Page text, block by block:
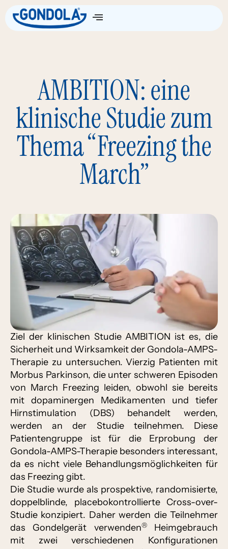
AMBITION: eine
klinische Studie zum
Thema “Freezing the
March”
Ziel der klinischen Studie AMBITION ist es, die
Sicherheit und Wirksamkeit der Gondola-AMPS-
Therapie zu untersuchen. Vierzig Patienten mit
Morbus Parkinson, die unter schweren Episoden
von March Freezing leiden, obwohl sie bereits
mit dopaminergen Medikamenten und tiefer
Hirnstimulation (DBS) behandelt werden,
werden an der Studie teilnehmen. Diese
Patientengruppe ist für die Erprobung der
Gondola-AMPS-Therapie besonders interessant,
da es nicht viele Behandlungsmöglichkeiten für
das Freezing gibt.
Die Studie wurde als prospektive, randomisierte,
doppelblinde, placebokontrollierte Cross-over-
Studie konzipiert. Daher werden die Teilnehmer
das Gondelgerät verwenden®Heimgebrauch
mit zwei verschiedenen Konfigurationen